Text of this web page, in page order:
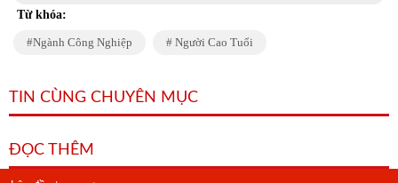
Từ khóa:
Ngành Công Nghiệp Người Cao Tuổi
TIN CÙNG CHUYÊN MỤC
ĐỌC THÊM